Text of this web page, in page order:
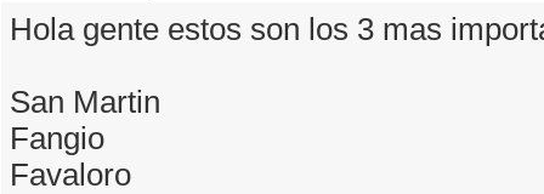
Hola gente estos son los 3 mas
San Martin
Fangio
Favaloro